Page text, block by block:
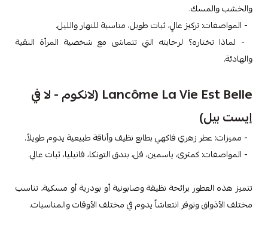
والخشب والمسك.
- المواصفات: تركيز عالٍ، ثبات طويل، مناسبة للنهار والليل.
- لماذا تختاره؟ لرحابته التي تتماشى مع شخصية المرأة النقية
والهادئة.
Lancôme La Vie Est Belle (لانكوم - لا في
إيست بيل)
- مميزات: عطر زهري فاكهي بطابع نظيف وأناقة طبيعية يدوم طويلاً.
- المواصفات: كمثرى، ياسمين، فل، بندق التونكا، فانيليا، ثبات عالي.
تتميز هذه العطور برائحة نظيفة وصابونية أو بودرية أو مسكية، تناسب
مختلف الأذواق وتوفر انتعاشاً يدوم في مختلف الأوقات والمناسبات.